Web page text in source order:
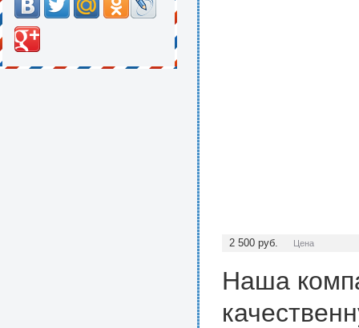
2 500 руб. Цена
Наша